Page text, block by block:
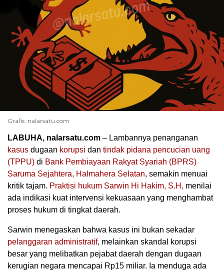
Grafis :nalarsatu.com
LABUHA, nalarsatu.com – Lambannya penanganan
kasus dugaan korupsi dan tindak pidana pencucian uang
(TPPU) di Bank Pembiayaan Rakyat Syariah (BPRS)
Saruma Sejahtera, Halmahera Selatan, semakin menuai
kritik tajam. Praktisi hukum Sarwin Hi Hakim, S.H, menilai
ada indikasi kuat intervensi kekuasaan yang menghambat
proses hukum di tingkat daerah.
Sarwin menegaskan bahwa kasus ini bukan sekadar
pelanggaran administratif, melainkan skandal korupsi
besar yang melibatkan pejabat daerah dengan dugaan
kerugian negara mencapai Rp15 miliar. Ia menduga ada